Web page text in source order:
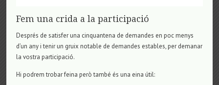
Fem una crida a la participació
Després de satisfer una cinquantena de demandes en poc menys
d’un any i tenir un gruix notable de demandes estables, per demanar
la vostra participació.
Hi podrem trobar feina però també és una eina útil: